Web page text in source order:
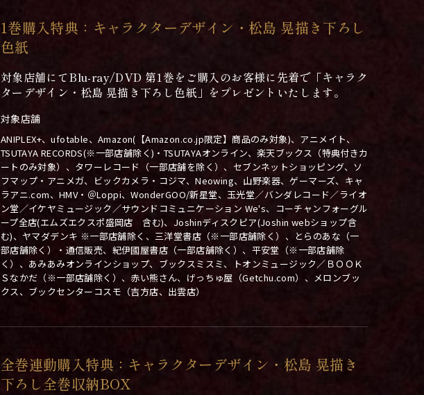
1巻購入特典：キャラクターデザイン・松島 晃描き下ろし
色紙
対象店舗にてBlu-ray/DVD 第1巻をご購入のお客様に先着で「キャラク
ターデザイン・松島 晃描き下ろし色紙」をプレゼントいたします。
対象店舗
ANIPLEX+、ufotable、Amazon(【Amazon.co.jp限定】商品のみ対象)、アニメイト、
TSUTAYA RECORDS(※一部店舗除く)・TSUTAYAオンライン、楽天ブックス（特典付きカ
ートのみ対象）、タワーレコード（一部店舗を除く）、セブンネットショッピング、ソ
フマップ・アニメガ、ビックカメラ・コジマ、Neowing、山野楽器、ゲーマーズ、キャ
ラアニ.com、HMV・＠Loppi、WonderGOO/新星堂、玉光堂／バンダレコード／ライオ
ン堂／イケヤミュージック／サウンドコミュニケーション We's、コーチャンフォーグル
ープ全店(エムズエクスポ盛岡店 含む)、Joshinディスクピア(Joshin webショップ含
む)、ヤマダデンキ ※一部店舗除く、三洋堂書店（※一部店舗除く）、とらのあな（一
部店舗除く）・通信販売、紀伊國屋書店（一部店舗除く）、平安堂（※一部店舗除
く）、あみあみオンラインショップ、ブックスミスミ、トオンミュージック／ＢＯＯＫ
Ｓなかだ（※一部店舗除く）、赤い熊さん、げっちゅ屋（Getchu.com）、メロンブッ
クス、ブックセンターコスモ（吉方店、出雲店）
全巻連動購入特典：キャラクターデザイン・松島 晃描き
下ろし全巻収納BOX